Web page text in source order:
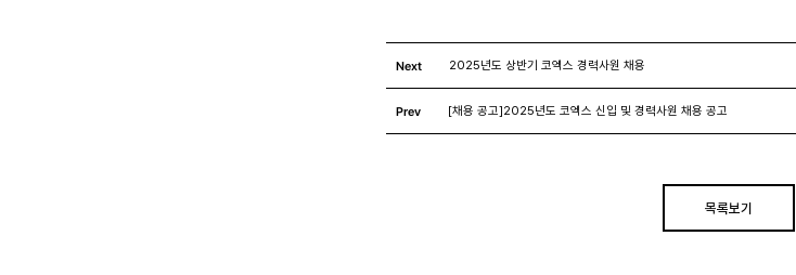
Next 2025년도 상반기 코엑스 경력사원 채용
Prev [채용 공고]2025년도 코엑스 신입 및 경력사원 채용 공고
목록보기